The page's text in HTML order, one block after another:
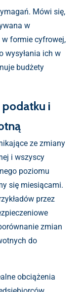
Mówi się,
w
formie cyfrowej,
wysyłania ich w
budżety
i
ze zmiany
i wszyscy
poziomu
się miesiącami.
przez
zmian
do
obciążenia